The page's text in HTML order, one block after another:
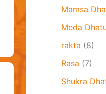
Mamsa
Meda
rakta (8)
Rasa (7)
Shukra